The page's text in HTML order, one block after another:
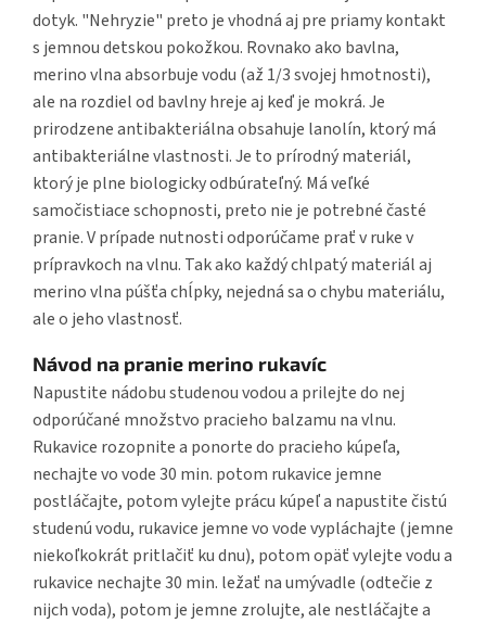
dotyk. "Nehryzie" preto je vhodná aj pre priamy kontakt
s jemnou detskou pokožkou. Rovnako ako bavlna,
merino vlna absorbuje vodu (až 1/3 svojej hmotnosti),
ale na rozdiel od bavlny hreje aj keď je mokrá. Je
prirodzene antibakteriálna obsahuje lanolín, ktorý má
antibakteriálne vlastnosti. Je to prírodný materiál,
ktorý je plne biologicky odbúrateľný. Má veľké
samočistiace schopnosti, preto nie je potrebné časté
pranie. V prípade nutnosti odporúčame prať v ruke v
prípravkoch na vlnu. Tak ako každý chlpatý materiál aj
merino vlna púšťa chĺpky, nejedná sa o chybu materiálu,
ale o jeho vlastnosť.
Návod na pranie merino rukavíc
Napustite nádobu studenou vodou a prilejte do nej
odporúčané množstvo pracieho balzamu na vlnu.
Rukavice rozopnite a ponorte do pracieho kúpeľa,
nechajte vo vode 30 min. potom rukavice jemne
postláčajte, potom vylejte prácu kúpeľ a napustite čistú
studenú vodu, rukavice jemne vo vode vypláchajte (jemne
niekoľkokrát pritlačiť ku dnu), potom opäť vylejte vodu a
rukavice nechajte 30 min. ležať na umývadle (odtečie z
nijch voda), potom je jemne zrolujte, ale nestláčajte a